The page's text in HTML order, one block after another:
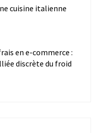
cuisine italienne
en e-commerce :
discrète du froid